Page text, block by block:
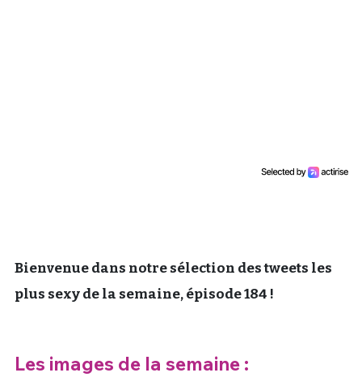
Bienvenue dans notre sélection des tweets les
plus sexy de la semaine, épisode 184 !
Les images de la semaine :